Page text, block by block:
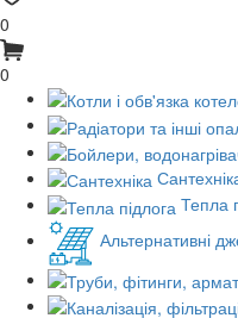
0
0
Тепла
Альтернативні